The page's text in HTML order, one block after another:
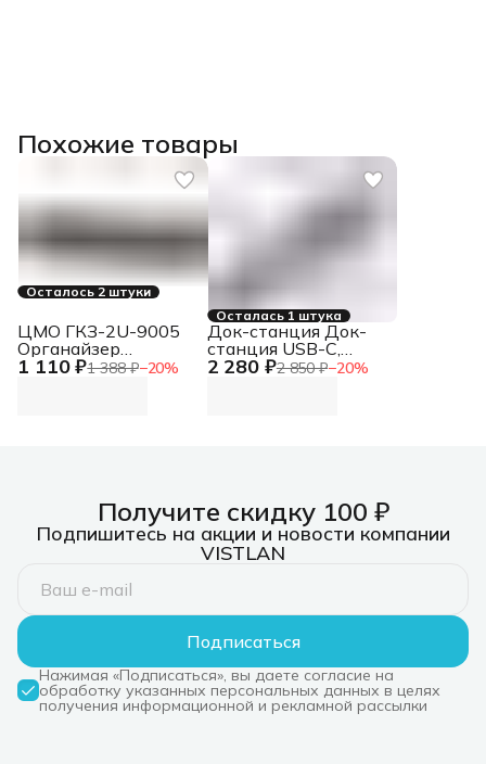
Похожие товары
Осталось 2 штуки
1 110 ₽1 388 ₽−20%
ЦМО ГКЗ-2U-9005
Органайзер
кабельный
Осталась 1 штука
2 280 ₽2 850 ₽−20%
Док-станция Док-
станция USB-C,
3xUSB 3.0, 1xUSB-
Получите скидку 100 ₽
Подпишитесь на акции и новости компании
VISTLAN
Подписаться
Нажимая «Подписаться», вы даете согласие на
обработку указанных персональных данных в целях
получения информационной и рекламной рассылки